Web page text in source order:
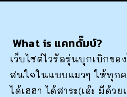
What is แคทดั๊มบ์?
เว็บไซต์ไวรัลรุ่นบุกเบิกขอ
สนใจในแบบแมวๆ ให้ทุก
ได้เฮฮา ได้สาระ(เอ๊ะ มีด้ว